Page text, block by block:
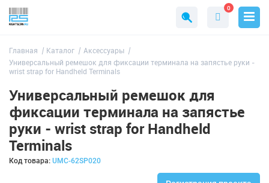
0
Главная Каталог
Аксессуары
Универсальный ремешок для фиксации терминала на запястье руки -
wrist strap for Handheld Terminals
Универсальный ремешок для
фиксации терминала на запястье
руки - wrist strap for Handheld
Terminals
Код товара: UMC-62SP020